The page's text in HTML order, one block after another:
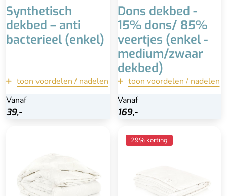
Synthetisch
dekbed – anti
bacterieel (enkel)
toon voordelen / nadelen
Vanaf
39,-
terug
Bekijk
Dons dekbed -
15% dons/ 85%
veertjes (enkel -
medium/zwaar
dekbed)
toon voordelen / nadelen
Vanaf
169,-
Bekijk
Kwalitatief dekbed
Voordelig & wasbaar
29% kortingAnti-allergie
Wassen is overbodig
transpiratievocht en
ademt